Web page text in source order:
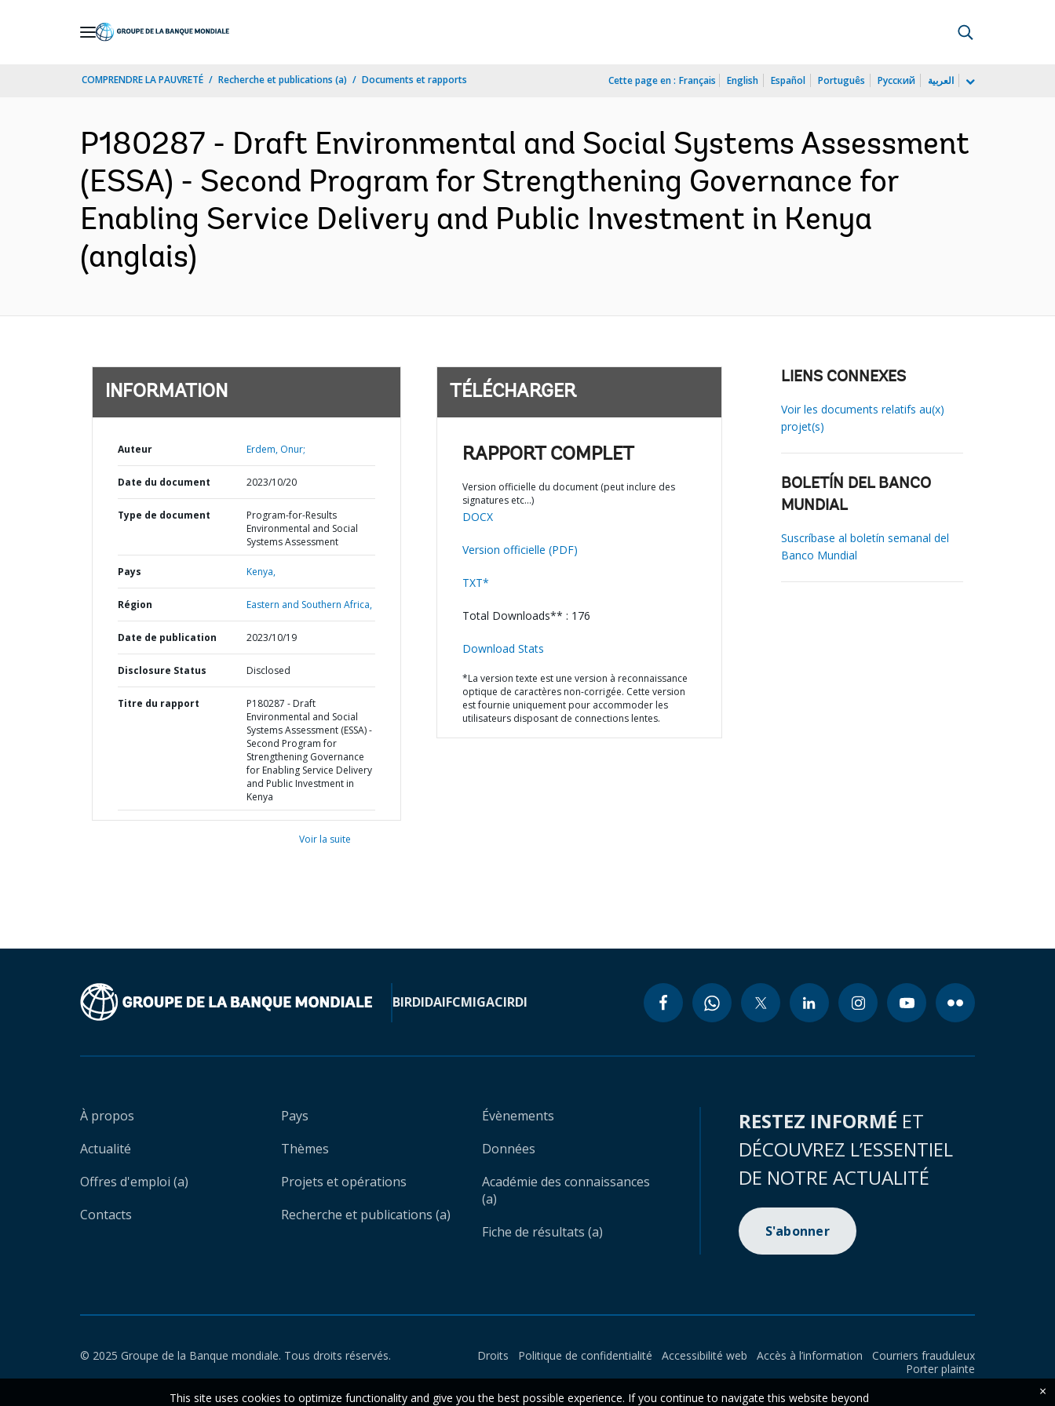
COMPRENDRE LA PAUVRETÉ Recherche et publications (a) Documents et rapports Cette page en : Français English Español Português Русский العربية
P180287 - Draft Environmental and Social Systems Assessment
(ESSA) - Second Program for Strengthening Governance for
Enabling Service Delivery and Public Investment in Kenya
(anglais)
INFORMATION
Auteur Erdem, Onur;
Date du document 2023/10/20
Type de document
Program-for-Results
Environmental and Social
Systems Assessment
Pays Kenya,
Région Eastern and Southern Africa,
Date de publication 2023/10/19
Disclosure Status Disclosed
Titre du rapport
P180287 - Draft
Environmental and Social
Systems Assessment (ESSA) -
Second Program for
Strengthening Governance
for Enabling Service Delivery
and Public Investment in
Kenya
Voir la suite
TÉLÉCHARGER
RAPPORT COMPLET
Version officielle du document (peut inclure des
signatures etc…)
DOCX
Version officielle (PDF)
TXT*
Total Downloads** : 176
Download Stats
*La version texte est une version à reconnaissance
optique de caractères non-corrigée. Cette version
est fournie uniquement pour accommoder les
utilisateurs disposant de connections lentes.
LIENS CONNEXES
Voir les documents relatifs au(x)
projet(s)
BOLETÍN DEL BANCO
MUNDIAL
Suscríbase al boletín semanal del
Banco Mundial
BIRDIDAIFCMIGACIRDI
À propos
Actualité
Offres d'emploi (a)
Contacts
Pays
Thèmes
Projets et opérations
Recherche et publications (a)
Évènements
Données
Académie des connaissances
(a)
Fiche de résultats (a)
RESTEZ INFORMÉ ET
DÉCOUVREZ L’ESSENTIEL
DE NOTRE ACTUALITÉ
S'abonner
© 2025 Groupe de la Banque mondiale. Tous droits réservés. Droits Politique de confidentialité Accessibilité web Accès à l’information
Courriers frauduleux
Porter plainte
This site uses cookies to optimize functionality and give you the best possible experience. If you continue to navigate this website beyond
×